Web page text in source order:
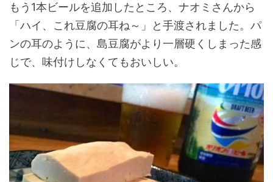
もう1本ビールを追加したところ、ナオミさんから
「ハイ、これ豆腐の耳ね～」と手渡されました。パ
ンの耳のように、島豆腐がより一層硬くしまった感
じで、味付けしなくてもおいしい。